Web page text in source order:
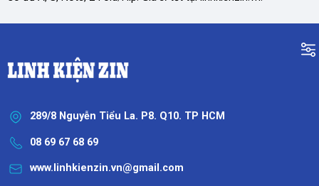
289/8 Nguyễn Tiểu La. P8. Q10. TP HCM
08 69 67 68 69
www.linhkienzin.vn@gmail.com